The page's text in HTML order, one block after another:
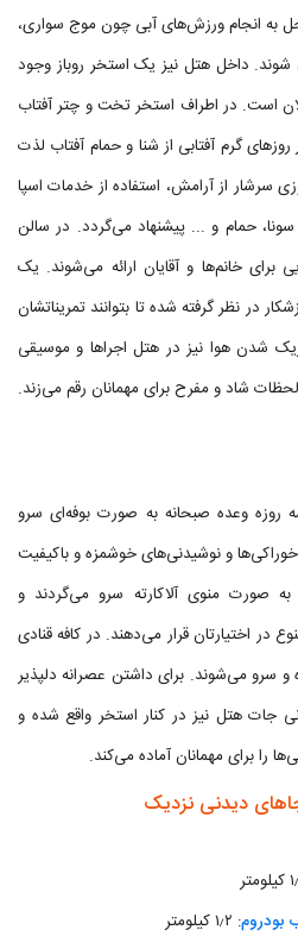
به انجام ورزش‌های آبی چون موج سواری،
داخل هتل نیز یک استخر روباز وجود
است. در اطراف استخر تخت و چتر آفتاب
روزهای گرم آفتابی از شنا و حمام آفتاب لذت
سرشار از آرامش، استفاده از خدمات اسپا
حمام و ... پیشنهاد می‌گردد. در سالن
برای خانم‌ها و آقایان ارائه می‌شوند. یک
در نظر گرفته شده تا بتوانند تمریناتشان
شدن هوا نیز در هتل اجراها و موسیقی
شاد و مفرح برای مهمانان رقم می‌زند.
روزه وعده صبحانه به صورت بوفه‌ای سرو
و نوشیدنی‌های خوشمزه و باکیفیت
صورت منوی آلاکارته سرو می‌گردند و
در اختیارتان قرار می‌دهند. در کافه قنادی
و سرو می‌شوند. برای داشتن عصرانه دلپذیر
جات هتل نیز در کنار استخر واقع شده و
را برای مهمانان آماده می‌کند.
دیدنی نزدیک
بودروم: ۱٫۲ کیلومتر